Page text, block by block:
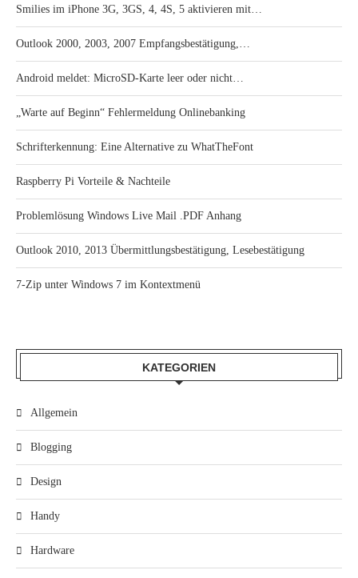
Smilies im iPhone 3G, 3GS, 4, 4S, 5 aktivieren mit…
Outlook 2000, 2003, 2007 Empfangsbestätigung,…
Android meldet: MicroSD-Karte leer oder nicht…
„Warte auf Beginn“ Fehlermeldung Onlinebanking
Schrifterkennung: Eine Alternative zu WhatTheFont
Raspberry Pi Vorteile & Nachteile
Problemlösung Windows Live Mail .PDF Anhang
Outlook 2010, 2013 Übermittlungsbestätigung, Lesebestätigung
7-Zip unter Windows 7 im Kontextmenü
KATEGORIEN
Allgemein
Blogging
Design
Handy
Hardware